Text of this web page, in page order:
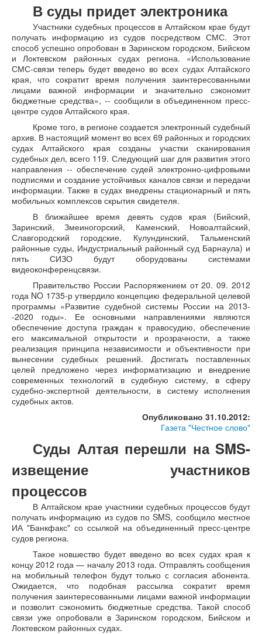
В суды придет электроника
Участники судебных процессов в Алтайском крае будут
получать информацию из судов посредством СМС. Этот
способ успешно опробован в Заринском городском, Бийском
и Локтевском районных судах региона. «Использование
СМС-связи теперь будет введено во всех судах Алтайского
края, что сократит время получения заинтересованными
лицами важной информации и значительно сэкономит
бюджетные средства», -- сообщили в объединенном пресс-
центре судов Алтайского края.
Кроме того, в регионе создается электронный судебный
архив. В настоящий момент во всех 69 районных и городских
судах Алтайского края созданы участки сканирования
судебных дел, всего 119. Следующий шаг для развития этого
направления -- обеспечение судей электронно-цифровыми
подписями и создание устойчивых каналов связи и передачи
информации. Также в судах внедрены стационарный и пять
мобильных комплексов скрытия свидетеля.
В ближайшее время девять судов края (Бийский,
Заринский, Змеиногорский, Каменский, Новоалтайский,
Славгородский городские, Кулундинский, Тальменский
районные суды, Индустриальный районный суд Барнаула) и
пять СИЗО будут оборудованы системами
видеоконференцсвязи.
Правительство России Распоряжением от 20. 09. 2012
года NO 1735-р утвердило концепцию федеральной целевой
программы «Развитие судебной системы России на 2013-
-2020 годы». Ее основными направлениями являются
обеспечение доступа граждан к правосудию, обеспечение
его максимальной открытости и прозрачности, а также
реализация принципа независимости и объективности при
вынесении судебных решений. Достигать поставленных
целей предложено через информатизацию и внедрение
современных технологий в судебную систему, в сферу
судебно-экспертной деятельности, в систему исполнения
судебных актов.
Опубликовано 31.10.2012:
Газета "Честное слово"
Суды Алтая перешли на SMS-
извещение участников
процессов
В Алтайском крае участники судебных процессов будут
получать информацию из судов по SMS, сообщило местное
ИА "Банкфакс" со ссылкой на объединенный пресс-центре
судов региона.
Такое новшество будет введено во всех судах края к
концу 2012 года — началу 2013 года. Отправлять сообщения
на мобильный телефон будут только с согласия абонента.
Ожидается, что подобная рассылка сократит время
получения заинтересованными лицами важной информации
и позволит сэкономить бюджетные средства. Такой способ
связи уже опробовали в Заринском городском, Бийском и
Локтевском районных судах.